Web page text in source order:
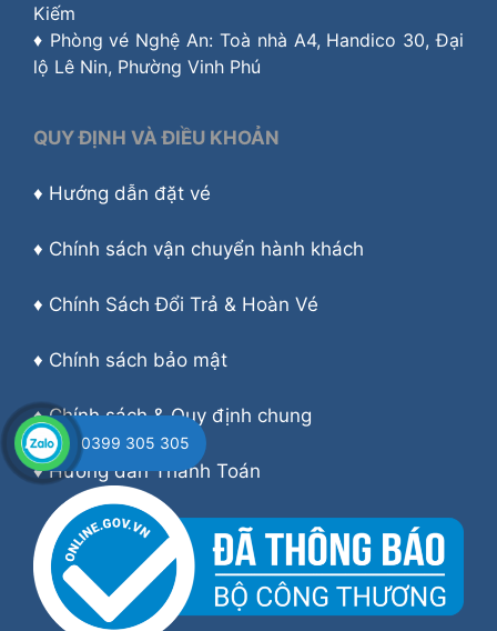
Kiếm
♦ Phòng vé Nghệ An: Toà nhà A4, Handico 30, Đại
lộ Lê Nin, Phường Vinh Phú
QUY ĐỊNH VÀ ĐIỀU KHOẢN
♦ Hướng dẫn đặt vé
♦ Chính sách vận chuyển hành khách
♦ Chính Sách Đổi Trả & Hoàn Vé
♦ Chính sách bảo mật
♦Chính sách & Quy định chung
♦Hướng dẫn Thanh Toán
0399 305 305